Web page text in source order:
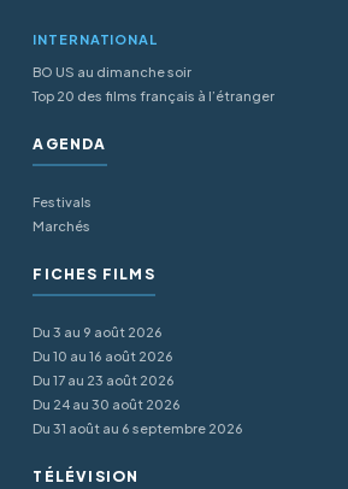
INTERNATIONAL
BO US au dimanche soir
Top 20 des films français à l’étranger
AGENDA
Festivals
Marchés
FICHES FILMS
Du 3 au 9 août 2026
Du 10 au 16 août 2026
Du 17 au 23 août 2026
Du 24 au 30 août 2026
Du 31 août au 6 septembre 2026
TÉLÉVISION